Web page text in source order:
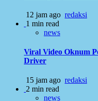
12 jam ago redaksi
1 min read
news
Viral Video Oknum
Driver
15 jam ago redaksi
2 min read
news